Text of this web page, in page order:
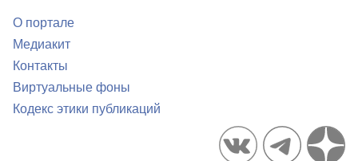
О портале
Медиакит
Контакты
Виртуальные фоны
Кодекс этики публикаций